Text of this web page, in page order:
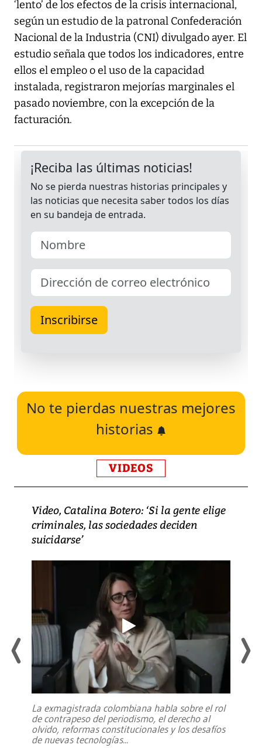
‘lento’ de los efectos de la crisis internacional,
según un estudio de la patronal Confederación
Nacional de la Industria (CNI) divulgado ayer. El
estudio señala que todos los indicadores, entre
ellos el empleo o el uso de la capacidad
instalada, registraron mejorías marginales el
pasado noviembre, con la excepción de la
facturación.
No te pierdas nuestras mejores
historias
VIDEOS
Video, Catalina Botero: ‘Si la gente elige
criminales, las sociedades deciden
suicidarse’
La exmagistrada colombiana habla sobre el rol
de contrapeso del periodismo, el derecho al
olvido, reformas constitucionales y los desafíos
de nuevas tecnologías...